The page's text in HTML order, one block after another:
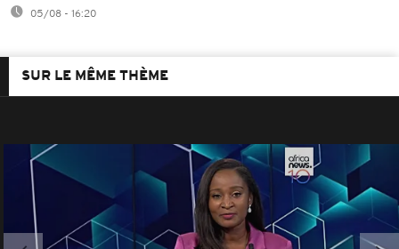
05/08 - 16:20
SUR LE MÊME THÈME